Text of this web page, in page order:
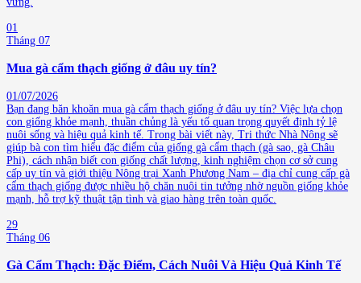
01
Tháng 07
Mua gà cẩm thạch giống ở đâu uy tín?
01/07/2026
Bạn đang băn khoăn mua gà cẩm thạch giống ở đâu uy tín? Việc lựa chọn
con giống khỏe mạnh, thuần chủng là yếu tố quan trọng quyết định tỷ lệ
nuôi sống và hiệu quả kinh tế. Trong bài viết này, Tri thức Nhà Nông sẽ
giúp bà con tìm hiểu đặc điểm của giống gà cẩm thạch (gà sao, gà Châu
Phi), cách nhận biết con giống chất lượng, kinh nghiệm chọn cơ sở cung
cấp uy tín và giới thiệu Nông trại Xanh Phương Nam – địa chỉ cung cấp gà
cẩm thạch giống được nhiều hộ chăn nuôi tin tưởng nhờ nguồn giống khỏe
mạnh, hỗ trợ kỹ thuật tận tình và giao hàng trên toàn quốc.
29
Tháng 06
Gà Cẩm Thạch: Đặc Điểm, Cách Nuôi Và Hiệu Quả Kinh Tế